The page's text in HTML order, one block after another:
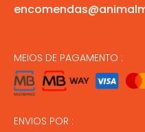
MEIOS DE PAGAMENTO :
ENVIOS POR :